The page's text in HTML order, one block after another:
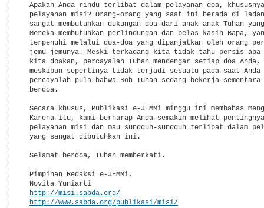
Apakah Anda rindu terlibat dalam pelayanan doa,
pelayanan misi? Orang-orang yang saat ini berada di
sangat membutuhkan dukungan doa dari anak-anak Tuhan
Mereka membutuhkan perlindungan dan belas kasih Bapa,
terpenuhi melalui doa-doa yang dipanjatkan oleh orang
jemu-jemunya. Meski terkadang kita tidak tahu persis apa
kita doakan, percayalah Tuhan mendengar setiap doa Anda,
meskipun sepertinya tidak terjadi sesuatu pada saat Anda
percayalah pula bahwa Roh Tuhan sedang bekerja sementara
  berdoa.
Secara khusus, Publikasi e-JEMMi minggu ini membahas
Karena itu, kami berharap Anda semakin melihat
pelayanan misi dan mau sungguh-sungguh terlibat dalam
  yang sangat dibutuhkan ini.
  Selamat berdoa, Tuhan memberkati.
  Pimpinan Redaksi e-JEMMi,
  Novita Yuniarti
http://misi.sabda.org/
http://www.sabda.org/publikasi/misi/